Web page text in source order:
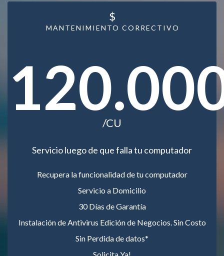
MANTENIMIENTO CORRECTIVO
$
/CU
Servicio luego de que falla tu computador
Recupera la funcionalidad de tu computador
Servicio a Domicilio
30 Días de Garantía
Instalación de Antivirus Edición de Negocios. Sin Costo
Sin Perdida de datos*